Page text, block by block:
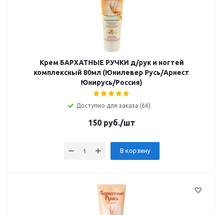
Крем БАРХАТНЫЕ РУЧКИ д/рук и ногтей
комплексный 80мл (Юнилевер Русь/Арнест
Юнирусь/Россия)
Доступно для заказа (66)
150руб./шт
В корзину